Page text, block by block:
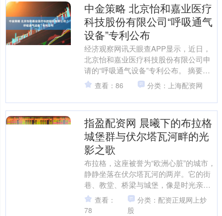
中金策略 北京怡和嘉业医疗
科技股份有限公司“呼吸通气
设备”专利公布
经济观察网讯天眼查APP显示，近日，
北京怡和嘉业医疗科技股份有限公司申
请的“呼吸通气设备”专利公布。 摘要显
示，提供一种呼吸通气设备，包括：主
体；加湿组件，包括....
查看：86 分类：上海配资网
指盈配资网 晨曦下的布拉格
城堡群与伏尔塔瓦河畔的光
影之歌
布拉格，这座被誉为“欧洲心脏”的城市，
静静坐落在伏尔塔瓦河的两岸。它的街
巷、教堂、桥梁与城堡，像是时光亲手
雕刻的诗篇，每一页都闪烁着古老与浪
漫的光辉。清晨的第一....
查看：
78
分类：配资正规网上炒
股